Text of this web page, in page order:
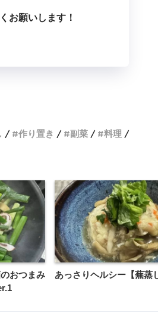
お願いします！
作り置き 副菜
料理
おつまみ
あっさりヘルシー【蕪蒸